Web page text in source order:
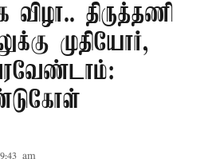
விழா.. திருத்தணி
முதியோர்,